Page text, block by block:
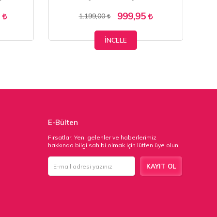
1.199,00 999,95
İNCELE
E-Bülten
Fırsatlar, Yeni gelenler ve haberlerimiz
hakkında bilgi sahibi olmak için lütfen üye olun!
KAYIT OL